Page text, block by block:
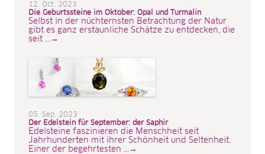
12. Oct. 2023
Die Geburtssteine im Oktober: Opal und Turmalin
Selbst in der nüchternsten Betrachtung der Natur
gibt es ganz erstaunliche Schätze zu entdecken, die
seit ...→
05. Sep. 2023
Der Edelstein für September: der Saphir
Edelsteine faszinieren die Menschheit seit
Jahrhunderten mit ihrer Schönheit und Seltenheit.
Einer der begehrtesten ...→